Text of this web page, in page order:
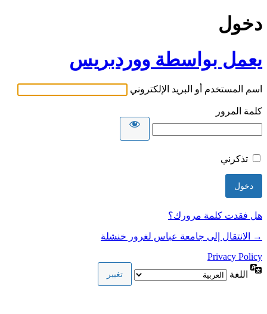
دخول
يعمل بواسطة ووردبريس
اسم المستخدم أو البريد الإلكتروني
كلمة المرور
تذكرني
هل فقدت كلمة مرورك؟
→ الانتقال إلى جامعة عباس لغرور خنشلة
Privacy Policy
اللغة